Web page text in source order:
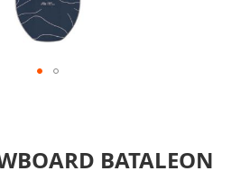
BATALEON